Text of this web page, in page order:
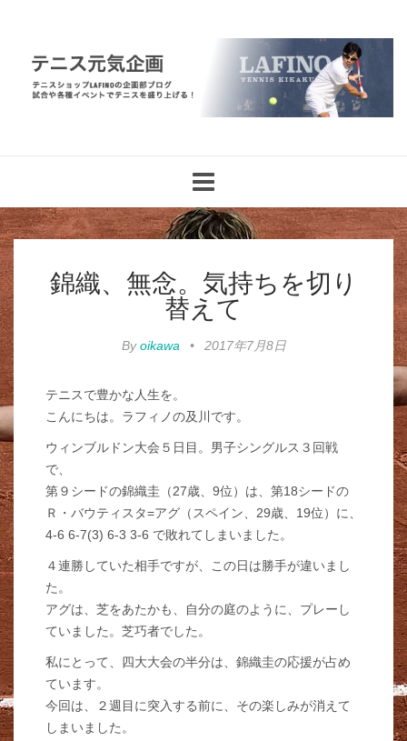
navigation
錦織、無念。気持ちを切り
替えて
Byoikawa • 2017年7月8日
テニスで豊かな人生を。
こんにちは。ラフィノの及川です。
ウィンブルドン大会５日目。男子シングルス３回戦
で、
第９シードの錦織圭（27歳、9位）は、第18シードの
Ｒ・バウティスタ=アグ（スペイン、29歳、19位）に、
4-6 6-7(3) 6-3 3-6 で敗れてしまいました。
４連勝していた相手ですが、この日は勝手が違いまし
た。
アグは、芝をあたかも、自分の庭のように、プレーし
ていました。芝巧者でした。
私にとって、四大大会の半分は、錦織圭の応援が占め
ています。
今回は、２週目に突入する前に、その楽しみが消えて
しまいました。